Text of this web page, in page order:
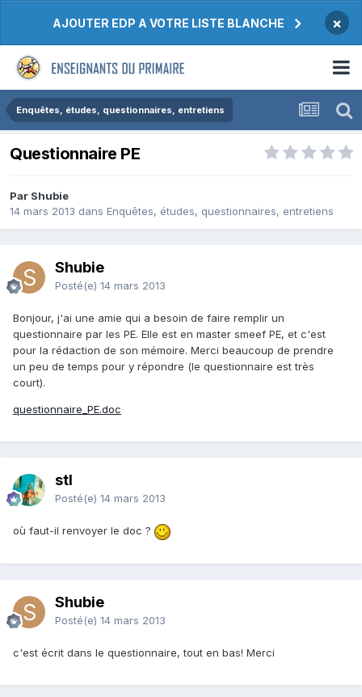
AJOUTER EDP A VOTRE LISTE BLANCHE ×
Enquêtes, études, questionnaires, entretiens
Questionnaire PE
Par Shubie
14 mars 2013 dans Enquêtes, études, questionnaires, entretiens
Shubie
Posté(e) 14 mars 2013
Bonjour, j'ai une amie qui a besoin de faire remplir un
questionnaire par les PE. Elle est en master smeef PE, et c'est
pour la rédaction de son mémoire. Merci beaucoup de prendre
un peu de temps pour y répondre (le questionnaire est très
court).
questionnaire_PE.doc
stl
Posté(e) 14 mars 2013
où faut-il renvoyer le doc ?
Shubie
Posté(e) 14 mars 2013
c'est écrit dans le questionnaire, tout en bas! Merci